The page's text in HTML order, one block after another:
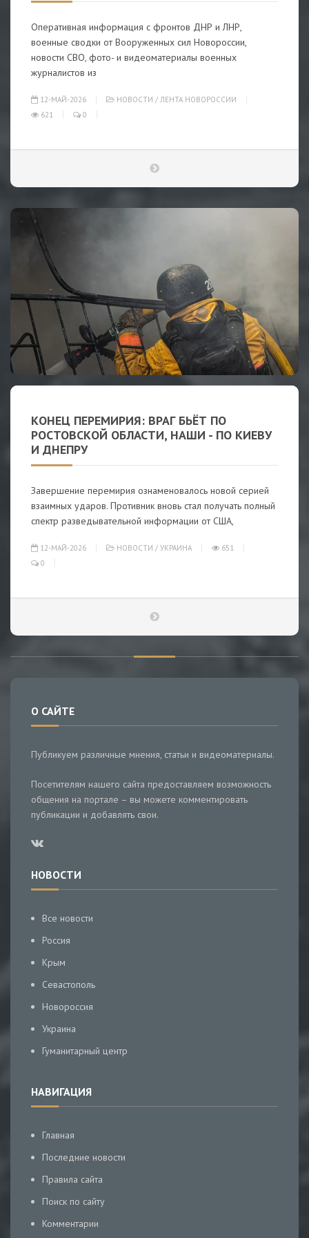
Оперативная информация с фронтов ДНР и ЛНР,
военные сводки от Вооруженных сил Новороссии,
новости СВО, фото- и видеоматериалы военных
журналистов из
12-МАЙ-2026 НОВОСТИ / ЛЕНТА НОВОРОССИИ
621
0
КОНЕЦ ПЕРЕМИРИЯ: ВРАГ БЬЁТ ПО
РОСТОВСКОЙ ОБЛАСТИ, НАШИ - ПО КИЕВУ
И ДНЕПРУ
Завершение перемирия ознаменовалось новой серией
взаимных ударов. Противник вновь стал получать полный
спектр разведывательной информации от США,
12-МАЙ-2026 НОВОСТИ / УКРАИНА
651
0
О САЙТЕ
Публикуем различные мнения, статьи и видеоматериалы.
Посетителям нашего сайта предоставляем возможность
общения на портале – вы можете комментировать
публикации и добавлять свои.
НОВОСТИ
Все новости
Россия
Крым
Севастополь
Новороссия
Украина
Гуманитарный центр
НАВИГАЦИЯ
Главная
Последние новости
Правила сайта
Поиск по сайту
Комментарии